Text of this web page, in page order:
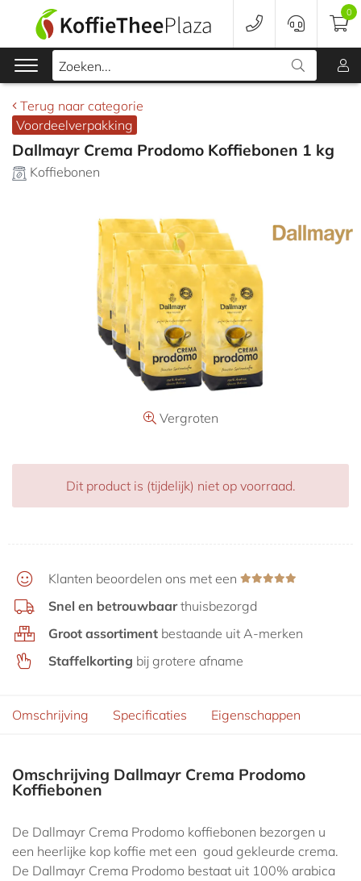
Zoeken...
0
Koffie
Voordeelverpakking
Onderhoud
Accessoires
Merken
Aanbiedingen
Terug naar categorie
Voordeelverpakking
Dallmayr Crema Prodomo Koffiebonen 1 kg
Koffiebonen
Vergroten
Dit product is (tijdelijk) niet op voorraad.
Klanten beoordelen ons met een
Snel en betrouwbaarthuisbezorgd
Groot assortiment bestaande uit A-merken
Staffelkorting bij grotere afname
Omschrijving Specificaties Eigenschappen
Omschrijving Dallmayr Crema Prodomo
Koffiebonen
De Dallmayr Crema Prodomo koffiebonen bezorgen u
een heerlijke kop koffie met een goud gekleurde crema.
De Dallmayr Crema Prodomo bestaat uit 100% arabica